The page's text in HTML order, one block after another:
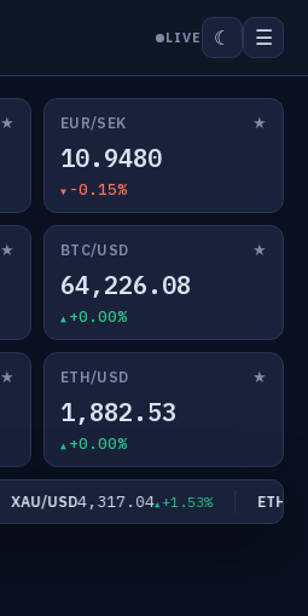
LIVE ☾ ☰
★ EUR/SEK ★
10.9480
-0.15%
★ BTC/USD ★
64,226.08
+0.00%
★ ETH/USD ★
1,882.53
+0.00%
XAU/USD4,317.04 +1.53% ETH/